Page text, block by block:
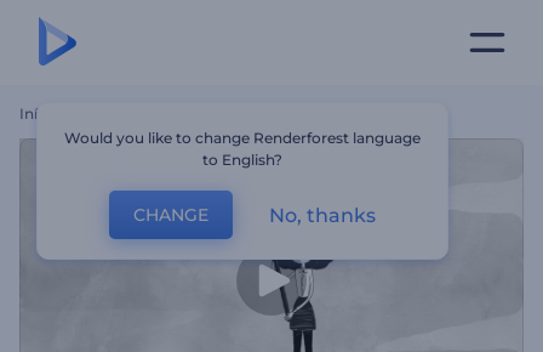
Início
Would you like to change Renderforest language
to English?
CHANGE No, thanks